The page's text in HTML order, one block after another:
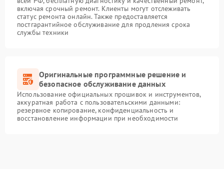
включая срочный ремонт. Клиенты могут отслеживать
статус ремонта онлайн. Также предоставляется
постгарантийное обслуживание для продления срока
службы техники
Оригинальные программные решение и
безопасное обслуживание данных
Использование официальных прошивок и инструментов,
аккуратная работа с пользовательскими данными:
резервное копирование, конфиденциальность и
восстановление информации при необходимости